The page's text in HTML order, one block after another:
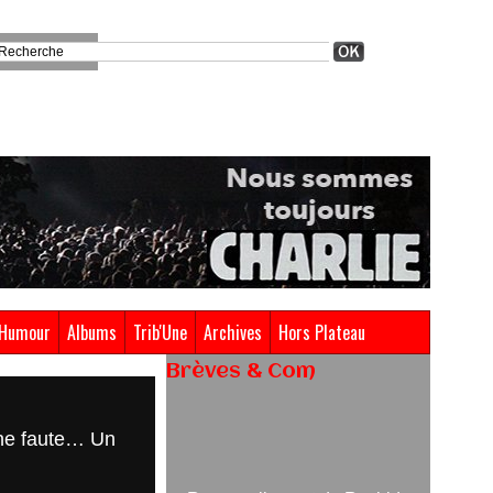
Humour Albums Trib'Une Archives Hors Plateau
faute… Un
Brèves & Com